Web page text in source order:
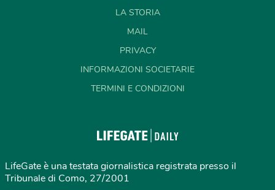
LA STORIA
MAIL
PRIVACY
INFORMAZIONI SOCIETARIE
TERMINI E CONDIZIONI
LifeGate è una testata giornalistica registrata presso il
Tribunale di Como, 27/2001